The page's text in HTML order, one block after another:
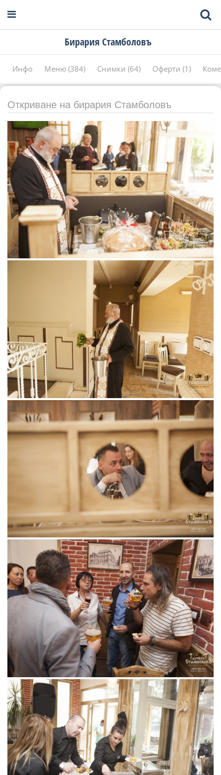
Бирария Стамболовъ
Инфо Меню (384) Снимки (64) Оферти (1)
Откриване на бирария Стамболовъ